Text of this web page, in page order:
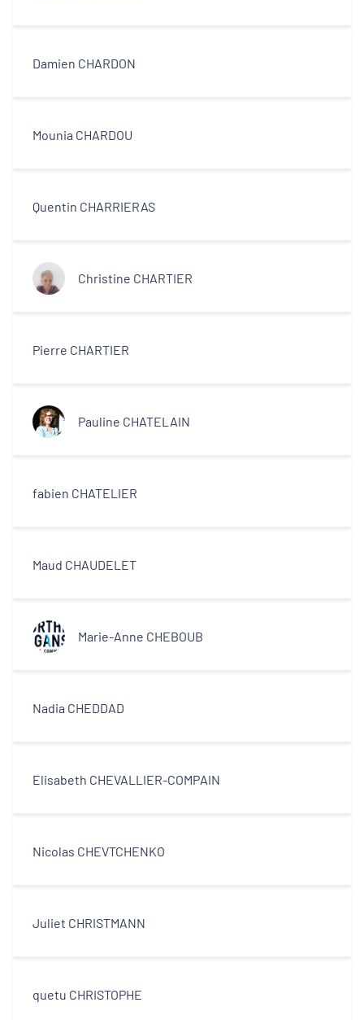
Damien CHARDON
Mounia CHARDOU
Quentin CHARRIERAS
Christine CHARTIER
Pierre CHARTIER
Pauline CHATELAIN
fabien CHATELIER
Maud CHAUDELET
Marie-Anne CHEBOUB
Nadia CHEDDAD
Elisabeth CHEVALLIER-COMPAIN
Nicolas CHEVTCHENKO
Juliet CHRISTMANN
quetu CHRISTOPHE